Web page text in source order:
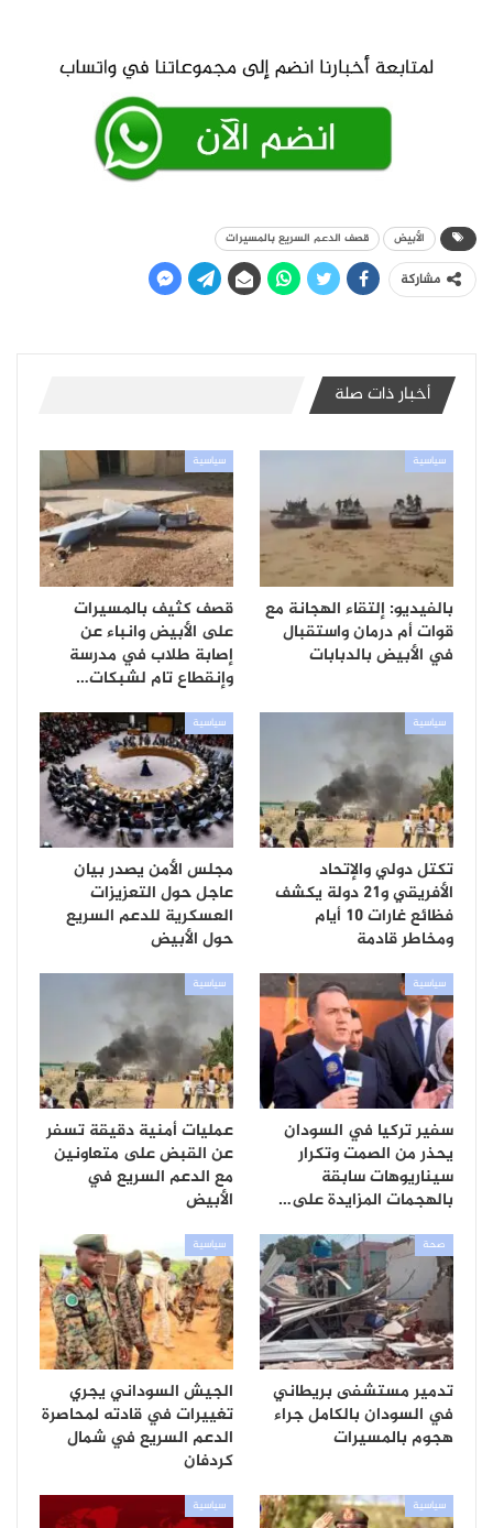
الأبيض قصف الدعم السريع بالمسيرات
مشاركة
أخبار ذات صلة
سياسية
بالفيديو: إلتقاء الهجانة مع
قوات أم درمان واستقبال
في الأبيض بالدبابات
سياسية
قصف كثيف بالمسيرات
على الأبيض وانباء عن
إصابة طلاب في مدرسة
وإنقطاع تام لشبكات…
سياسية
تكتل دولي والإتحاد
الأفريقي و21 دولة يكشف
فظائع غارات 10 أيام
ومخاطر قادمة
سياسية
مجلس الأمن يصدر بيان
عاجل حول التعزيزات
العسكرية للدعم السريع
حول الأبيض
سياسية
سفير تركيا في السودان
يحذر من الصمت وتكرار
سيناريوهات سابقة
بالهجمات المزايدة على…
سياسية
عمليات أمنية دقيقة تسفر
عن القبض على متعاونين
مع الدعم السريع في
الأبيض
صحة
تدمير مستشفى بريطاني
في السودان بالكامل جراء
هجوم بالمسيرات
سياسية
الجيش السوداني يجري
تغييرات في قادته لمحاصرة
الدعم السريع في شمال
كردفان
سياسية سياسية